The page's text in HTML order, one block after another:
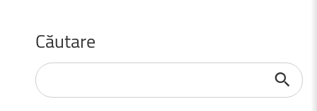
Căutare
Căutare
...